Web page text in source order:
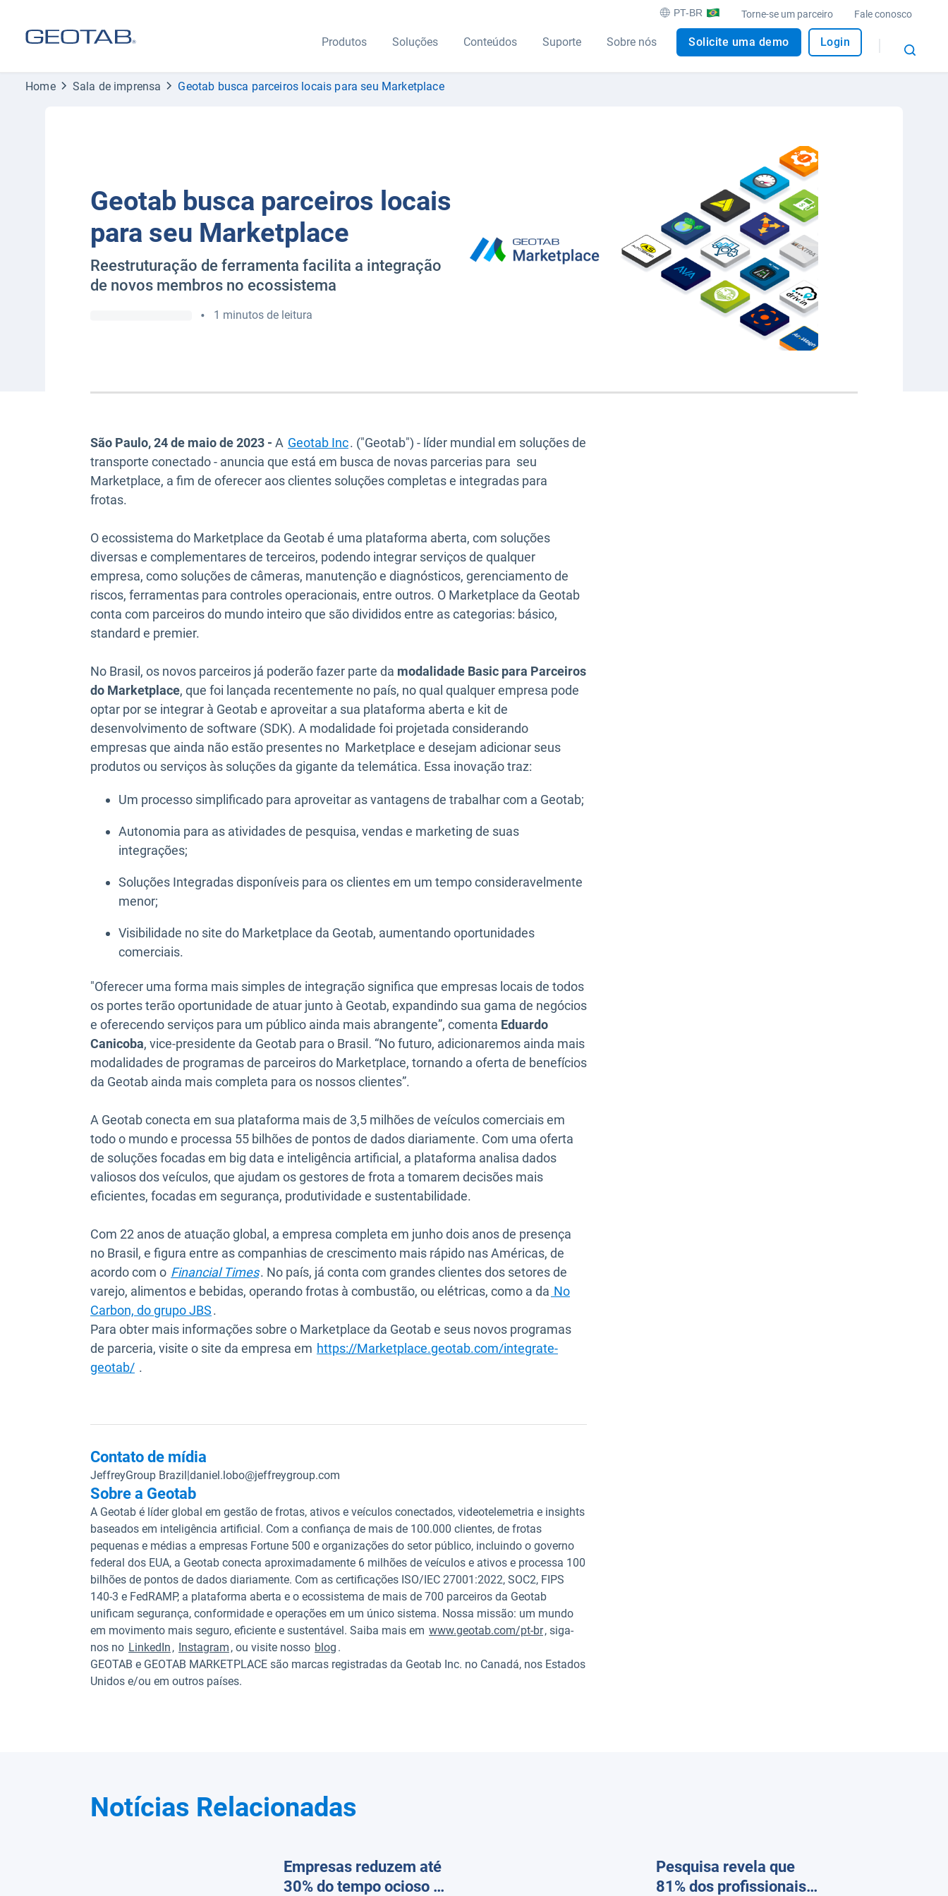
PT-BR Torne-se um parceiro Fale conosco
Produtos Soluções Conteúdos Suporte Sobre nós Solicite uma demo Login
Home Sala de imprensa Geotab busca parceiros locais para seu Marketplace
Geotab busca parceiros locais
para seu Marketplace
Reestruturação de ferramenta facilita a integração
de novos membros no ecossistema
• 1 minutos de leitura
São Paulo, 24 de maio de 2023 - A Geotab Inc. ("Geotab") - líder mundial em soluções de
transporte conectado - anuncia que está em busca de novas parcerias para seu
Marketplace, a fim de oferecer aos clientes soluções completas e integradas para
frotas.
O ecossistema do Marketplace da Geotab é uma plataforma aberta, com soluções
diversas e complementares de terceiros, podendo integrar serviços de qualquer
empresa, como soluções de câmeras, manutenção e diagnósticos, gerenciamento de
riscos, ferramentas para controles operacionais, entre outros. O Marketplace da Geotab
conta com parceiros do mundo inteiro que são divididos entre as categorias: básico,
standard e premier.
No Brasil, os novos parceiros já poderão fazer parte da modalidade Basic para Parceiros
do Marketplace, que foi lançada recentemente no país, no qual qualquer empresa pode
optar por se integrar à Geotab e aproveitar a sua plataforma aberta e kit de
desenvolvimento de software (SDK). A modalidade foi projetada considerando
empresas que ainda não estão presentes no Marketplace e desejam adicionar seus
produtos ou serviços às soluções da gigante da telemática. Essa inovação traz:
Um processo simplificado para aproveitar as vantagens de trabalhar com a Geotab;
Autonomia para as atividades de pesquisa, vendas e marketing de suas
integrações;
Soluções Integradas disponíveis para os clientes em um tempo consideravelmente
menor;
Visibilidade no site do Marketplace da Geotab, aumentando oportunidades
comerciais.
"Oferecer uma forma mais simples de integração significa que empresas locais de todos
os portes terão oportunidade de atuar junto à Geotab, expandindo sua gama de negócios
e oferecendo serviços para um público ainda mais abrangente”, comenta Eduardo
Canicoba, vice-presidente da Geotab para o Brasil . “No futuro, adicionaremos ainda mais
modalidades de programas de parceiros do Marketplace, tornando a oferta de benefícios
da Geotab ainda mais completa para os nossos clientes”.
A Geotab conecta em sua plataforma mais de 3,5 milhões de veículos comerciais em
todo o mundo e processa 55 bilhões de pontos de dados diariamente. Com uma oferta
de soluções focadas em big data e inteligência artificial, a plataforma analisa dados
valiosos dos veículos, que ajudam os gestores de frota a tomarem decisões mais
eficientes, focadas em segurança, produtividade e sustentabilidade.
Com 22 anos de atuação global, a empresa completa em junho dois anos de presença
no Brasil, e figura entre as companhias de crescimento mais rápido nas Américas, de
acordo com o Financial TimesAbrir em uma nova janela
. No país, já conta com grandes clientes dos setores de
varejo, alimentos e bebidas, operando frotas à combustão, ou elétricas, como a da No
Carbon, do grupo JBS.
Para obter mais informações sobre o Marketplace da Geotab e seus novos programas
de parceria, visite o site da empresa em https://Marketplace.geotab.com/integrate-
geotab/Abrir em uma nova janela
.
Contato de mídia
JeffreyGroup Brazil daniel.lobo@jeffreygroup.com
Sobre a Geotab
A Geotab é líder global em gestão de frotas, ativos e veículos conectados, videotelemetria e insights
baseados em inteligência artificial. Com a confiança de mais de 100.000 clientes, de frotas
pequenas e médias a empresas Fortune 500 e organizações do setor público, incluindo o governo
federal dos EUA, a Geotab conecta aproximadamente 6 milhões de veículos e ativos e processa 100
bilhões de pontos de dados diariamente. Com as certificações ISO/IEC 27001:2022, SOC2, FIPS
140-3 e FedRAMP, a plataforma aberta e o ecossistema de mais de 700 parceiros da Geotab
unificam segurança, conformidade e operações em um único sistema. Nossa missão: um mundo
em movimento mais seguro, eficiente e sustentável. Saiba mais em www.geotab.com/pt-br, siga-
nos no LinkedIn , Instagram , ou visite nosso blog .
GEOTAB e GEOTAB MARKETPLACE são marcas registradas da Geotab Inc. no Canadá, nos Estados
Unidos e/ou em outros países.
Notícias Relacionadas
Empresas reduzem até
30% do tempo ocioso e
Pesquisa revela que
81% dos profissionais